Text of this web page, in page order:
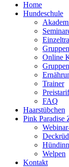
Home
Hundeschule
Online
Trainer
FAQ
Haarstübchen
Pink Paradise
Welpen
Kontakt